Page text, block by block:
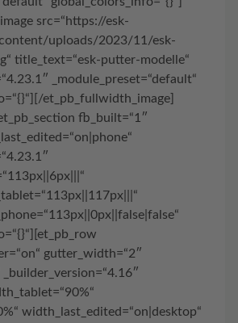
src=“https://esk-
uploads/2023/11/esk-
title_text=“esk-putter-modelle“
_module_preset=“default“
et_pb_fullwidth_image]
fb_built=“1″
gutter_width=“2″
_builder_version=“4.16″
width_last_edited=“on|desktop“